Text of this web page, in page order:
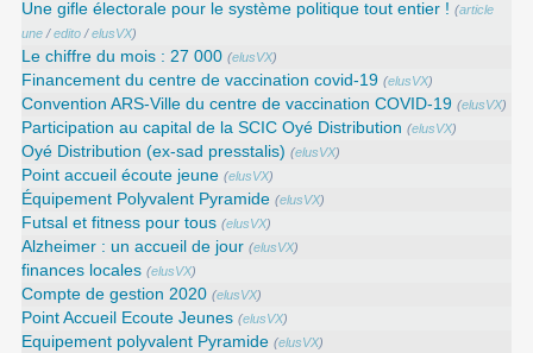
Une gifle électorale pour le système politique tout entier ! (article
une /edito /elusVX)
Le chiffre du mois : 27 000 (elusVX)
Financement du centre de vaccination covid-19 (elusVX)
Convention ARS‑Ville du centre de vaccination COVID‑19 (elusVX)
Participation au capital de la SCIC Oyé Distribution (elusVX)
Oyé Distribution (ex-sad presstalis) (elusVX)
Point accueil écoute jeune (elusVX)
Équipement Polyvalent Pyramide (elusVX)
Futsal et fitness pour tous (elusVX)
Alzheimer : un accueil de jour (elusVX)
finances locales (elusVX)
Compte de gestion 2020 (elusVX)
Point Accueil Ecoute Jeunes (elusVX)
Equipement polyvalent Pyramide (elusVX)